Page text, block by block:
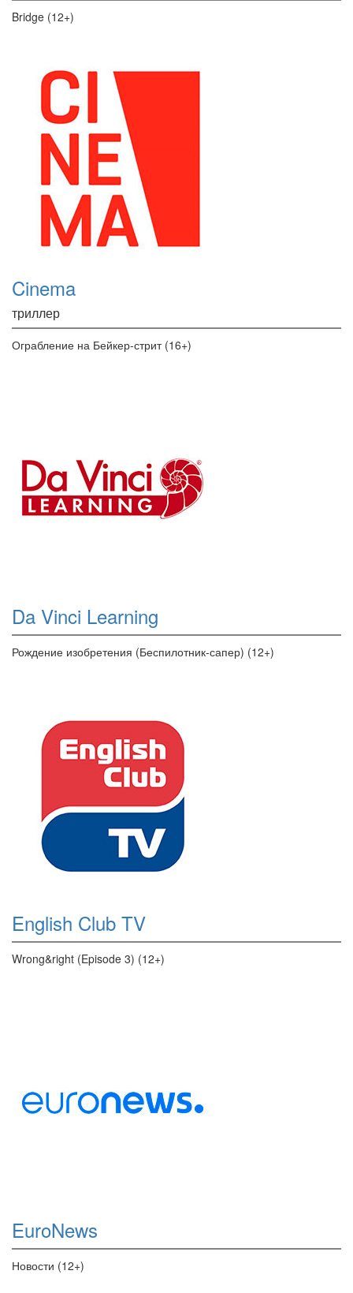
Bridge (12+)
Cinema
триллер
Ограбление на Бейкер-стрит (16+)
Da Vinci Learning
Рождение изобретения (Беспилотник-сапер) (12+)
English Club TV
Wrong&right (Episode 3) (12+)
EuroNews
Новости (12+)